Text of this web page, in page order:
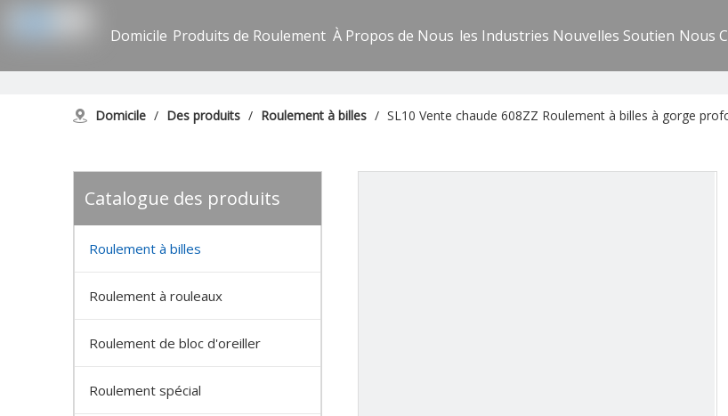
Domicile Produits de Roulement À Propos de Nous les Industries Nouvelles Soutien Nous
Domicile / Des produits / Roulement à billes / SL10 Vente chaude 608ZZ Roulement à billes à gorge
Catalogue des produits
Roulement à billes
Roulement à rouleaux
Roulement de bloc d'oreiller
Roulement spécial